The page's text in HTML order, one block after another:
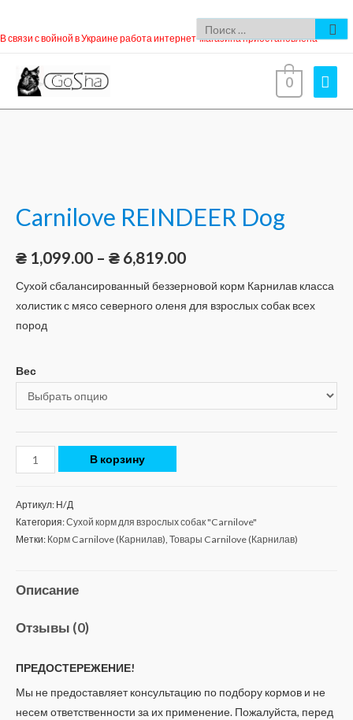
В связи с войной в Украине работа интернет-магазина приостановлена
0
Carnilove REINDEER Dog
₴ 1,099.00 – ₴ 6,819.00
Сухой сбалансированный беззерновой корм Карнилав класса
холистик с мясо северного оленя для взрослых собак всех
пород
Вес
В корзину
Артикул: Н/Д
Категория:Сухой корм для взрослых собак "Carnilove"
Метки: Корм Carnilove (Карнилав), Товары Carnilove (Карнилав)
Описание
Отзывы (0)
ПРЕДОСТЕРЕЖЕНИЕ!
Мы не предоставляет консультацию по подбору кормов и не
несем ответственности за их применение. Пожалуйста, перед